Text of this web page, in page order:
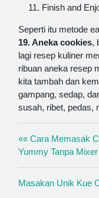
Finish and
Seperti itu metode
19. Aneka cookies,
lagi resep kuliner
ribuan aneka resep
kita tambah dan
gampang, sedap,
susah, ribet, pedas,
«« Cara Memasak
Yummy Tanpa
Masakan Unik Kue